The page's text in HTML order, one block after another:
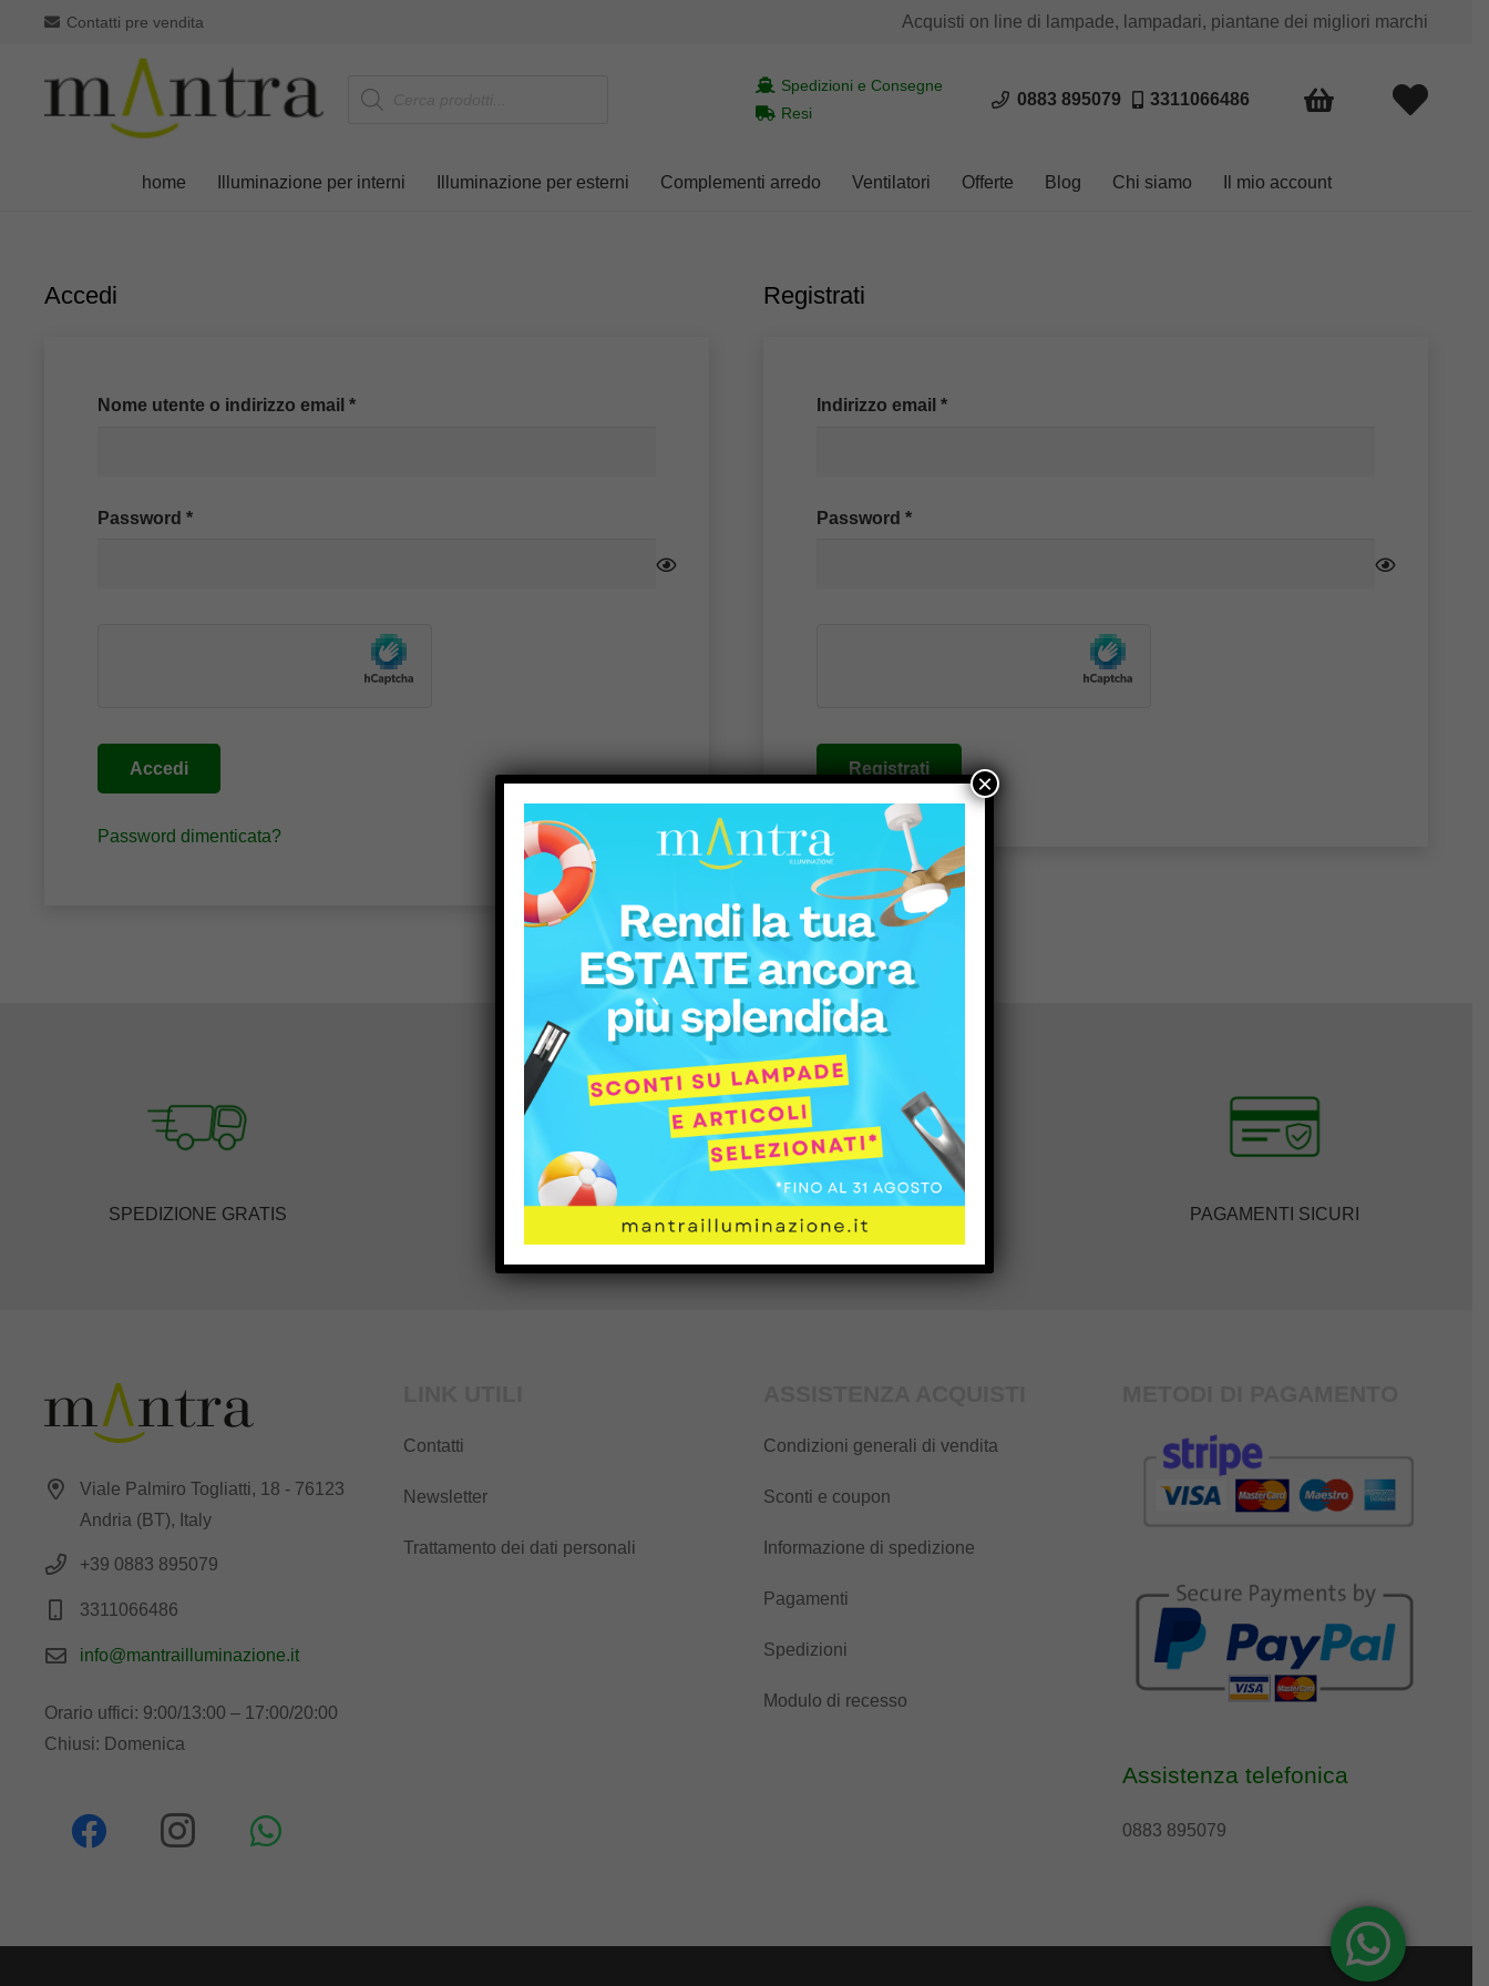
Contatti pre vendita Acquisti on line di lampade, lampadari, piantane dei migliori marchi
search
Spedizioni e Consegne
Resi
0883 895079 3311066486
home Illuminazione per interni Illuminazione per esterni Complementi arredo Ventilatori Offerte Blog Chi siamo Il mio account
Accedi
Nome utente o indirizzo email *Richiesto
Password *Richiesto
Alternative:
Accedi
Password dimenticata?
Registrati
Indirizzo email*Richiesto
Password*Richiesto
Registrati
Alternative:
SPEDIZIONE GRATIS PAGAMENTI SICURI
Viale Palmiro Togliatti, 18 - 76123
Andria (BT), Italy
+39 0883 895079
3311066486
info@mantrailluminazione.it
Orario uffici: 9:00/13:00 – 17:00/20:00
Chiusi: Domenica
Contatti
Newsletter
Trattamento dei dati personali
Condizioni generali di vendita
Sconti e coupon
Informazione di spedizione
Pagamenti
Spedizioni
Modulo di recesso
Assistenza telefonica
0883 895079
×